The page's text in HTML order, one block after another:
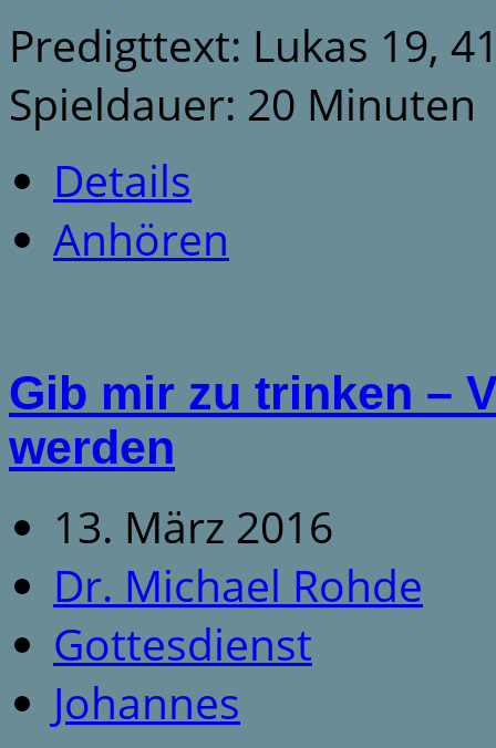
Predigttext: Lukas 19,
Spieldauer: 20 Minuten
Details
Anhören
Gib mir zu trinken –
werden
13. März 2016
Dr. Michael Rohde
Gottesdienst
Johannes